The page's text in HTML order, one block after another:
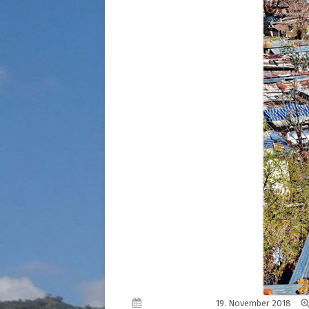
SÜDAFRIKA —
HIV-WAISENKINDER
SÜDAFRIKA — SCHUL- UND
FÖRDERZENTRUM
ABGESCHLOSSENE PROJEKTE
Veröffentlicht am19. November 2018